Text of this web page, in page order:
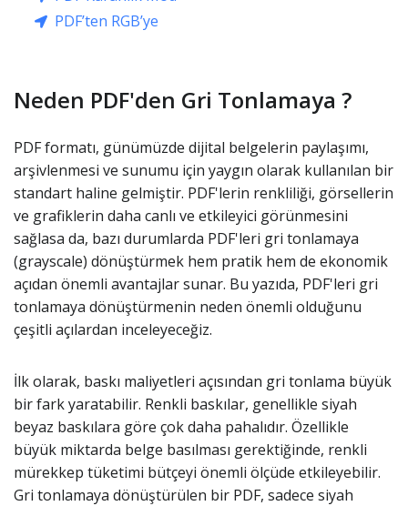
PDF’ten RGB’ye
Neden PDF'den Gri Tonlamaya ?
PDF formatı, günümüzde dijital belgelerin paylaşımı,
arşivlenmesi ve sunumu için yaygın olarak kullanılan bir
standart haline gelmiştir. PDF'lerin renkliliği, görsellerin
ve grafiklerin daha canlı ve etkileyici görünmesini
sağlasa da, bazı durumlarda PDF'leri gri tonlamaya
(grayscale) dönüştürmek hem pratik hem de ekonomik
açıdan önemli avantajlar sunar. Bu yazıda, PDF'leri gri
tonlamaya dönüştürmenin neden önemli olduğunu
çeşitli açılardan inceleyeceğiz.
İlk olarak, baskı maliyetleri açısından gri tonlama büyük
bir fark yaratabilir. Renkli baskılar, genellikle siyah
beyaz baskılara göre çok daha pahalıdır. Özellikle
büyük miktarda belge basılması gerektiğinde, renkli
mürekkep tüketimi bütçeyi önemli ölçüde etkileyebilir.
Gri tonlamaya dönüştürülen bir PDF, sadece siyah